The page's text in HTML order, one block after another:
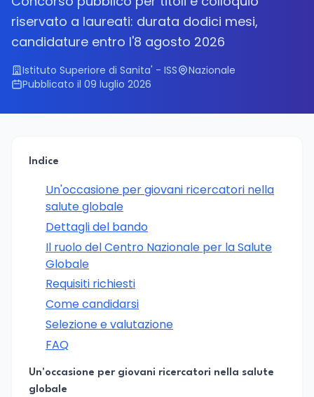
riservato a laureati: durata dodici mesi,
candidature entro l'8 agosto 2026
Istituto Superiore di Sanita' - ISS
Nazionale
Pubblicato il 09 luglio 2026
Indice
Un'occasione per giovani ricercatori nella
salute globale
Dettagli del bando
Il ruolo del Centro Nazionale per la Salute
Globale
Requisiti richiesti
Come candidarsi
Selezione e valutazione
FAQ
Un'occasione per giovani ricercatori nella salute
globale